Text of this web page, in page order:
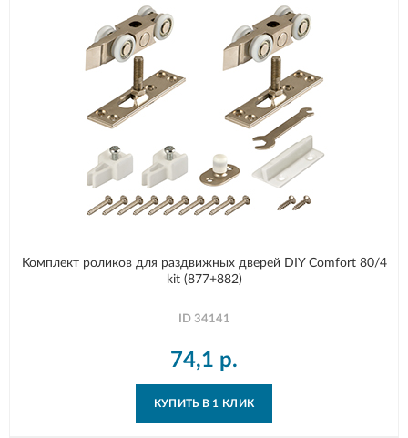
Комплект роликов для раздвижных дверей DIY Comfort 80/4
kit (877+882)
ID 34141
74,1 р.
КУПИТЬ В 1 КЛИК